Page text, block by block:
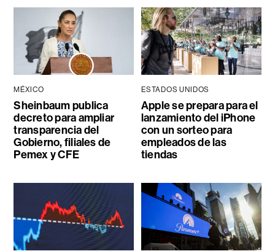
MÉXICO
Sheinbaum publica
decreto para ampliar
transparencia del
Gobierno, filiales de
Pemex y CFE
ESTADOS UNIDOS
Apple se prepara para el
lanzamiento del iPhone
con un sorteo para
empleados de las
tiendas